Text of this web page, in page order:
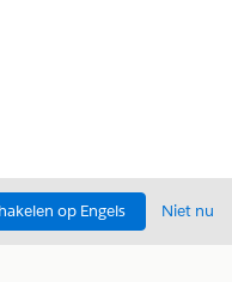
op Engels Niet nu